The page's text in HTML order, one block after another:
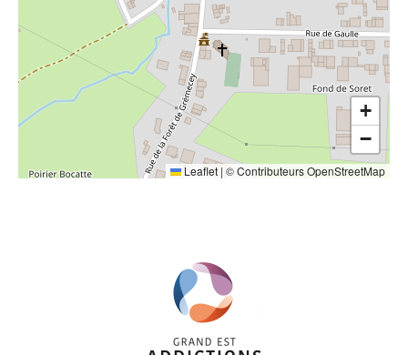
+
−
Leaflet | ©Contributeurs OpenStreetMap